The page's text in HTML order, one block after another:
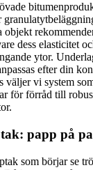
objekt
dess elasticitet
ytor.
efter din
väljer vi system
för förråd till
papp på
som börjar se